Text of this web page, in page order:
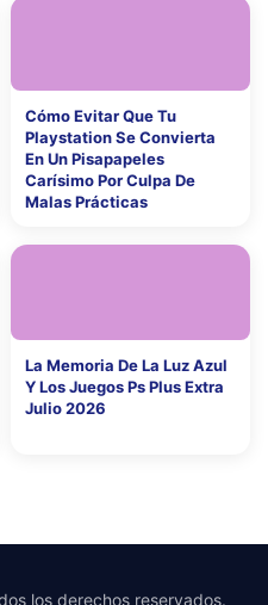
Cómo Evitar Que Tu
Playstation Se Convierta
En Un Pisapapeles
Carísimo Por Culpa De
Malas Prácticas
La Memoria De La Luz Azul
Y Los Juegos Ps Plus Extra
Julio 2026
los derechos reservados.